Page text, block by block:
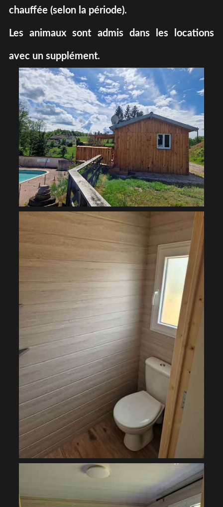
chauffée (selon la période).
Les animaux sont admis dans les locations
avec un supplément.